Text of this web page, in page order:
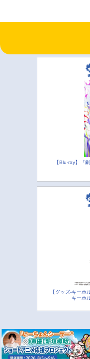
【Blu-ray】『
【グッズ-キーホ
キーホ